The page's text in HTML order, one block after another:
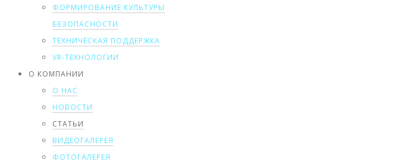
ФОРМИРОВАНИЕ КУЛЬТУРЫ
БЕЗОПАСНОСТИ
ТЕХНИЧЕСКАЯ ПОДДЕРЖКА
VR-ТЕХНОЛОГИИ
О КОМПАНИИ
О НАС
НОВОСТИ
СТАТЬИ
ВИДЕОГАЛЕРЕЯ
ФОТОГАЛЕРЕЯ